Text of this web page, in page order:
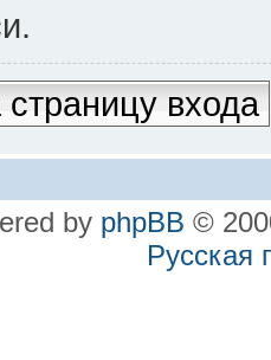
входа
by phpBB ©
Русская